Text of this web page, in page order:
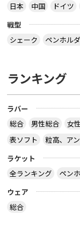
日本
中国 ドイツ
戦型
シェーク
ペンホル
ランキング
ラバー
総合
男性総合 女
表ソフト
粒高、ア
ラケット
全ランキング
ペン
ウェア
総合